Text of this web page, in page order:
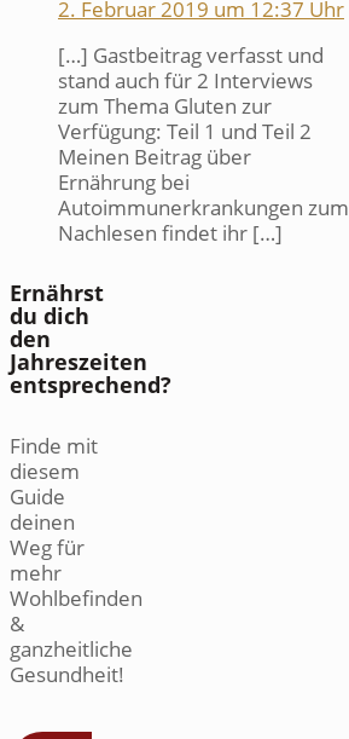
2. Februar 2019 um 12:37 Uhr
[…] Gastbeitrag verfasst und
stand auch für 2 Interviews
zum Thema Gluten zur
Verfügung: Teil 1 und Teil 2
Meinen Beitrag über
Ernährung bei
Autoimmunerkrankungen zum
Nachlesen findet ihr […]
Ernährst
du dich
den
Jahreszeiten
entsprechend?
Finde mit
diesem
Guide
deinen
Weg für
mehr
Wohlbefinden
&
ganzheitliche
Gesundheit!